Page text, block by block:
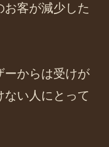
お客が減少した
ーからは受けが
ない人にとって